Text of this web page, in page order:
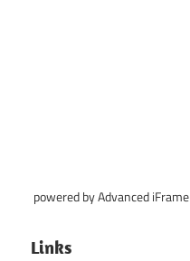
powered by Advanced iFrame
Links